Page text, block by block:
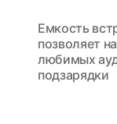
Емкость
позволяет
любимых
подзарядки